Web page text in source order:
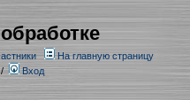
На главную страницу
Вход